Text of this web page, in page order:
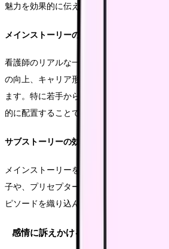
魅力を効果的に伝えられるよう工夫します。
メインストーリーの組み立て
看護師のリアルな一日の流れを軸に、チー
の向上、キャリア形成の機会など、多角的
ます。特に若手からベテランまで、様々な
的に配置することで、説得力のある内容と
サブストーリーの効果的な配置
メインストーリーを補強するサブストーリ
子や、プリセプター制度の紹介、職場の人
ピソードを織り込んでいきます。
感情に訴えかける要素の活用